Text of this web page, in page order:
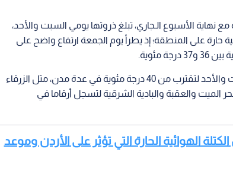
نهاية الأسبوع الـجاري، تبلغ ذروتها يومي السبت والأحد،
حارة على المنطقة؛ إذ يطرأ يوم الجمعة ارتفاع واضح على
مئوية.
وتواصل درجات الحرارة ارتفاعها الإضافي يومي السبت والأحد لتقترب من 40 درجة مئوية في عدة مدن، مثل الزرقاء
الميت والعقبة والبادية الشرقية لتسجل أرقاما في
الهوائية الحارة التي تؤثر على الأردن وموعد